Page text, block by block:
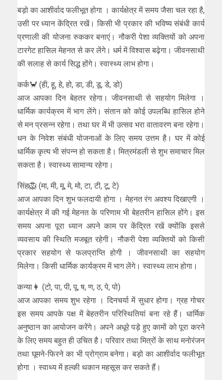
बड़ो का आशीर्वाद फलीभूत होगा । कार्यक्षेत्र में समय जैसा चल रहा है,
उसी पर ध्यान केंद्रित रखें। किसी भी प्रकार की भविष्य संबंधी कार्य
प्रणाली की योजना रुककर बनाएं। नौकरी पेशा व्यक्तियों को अपना
टारगेट हासिल मेहनत से कर लेंगे। धर्म में विश्वास बढ़ेगा। जीवनसाथी
की सलाह से कार्य सिद्ध होंगे। स्वास्थ्य लाभ होगा।
कर्क🦀 (ही, हू, हे, हो, डा, डी, डू, डे, डो)
आज आपका दिन बेहतर रहेगा। जीवनसाथी से सहयोग मिलेगा ।
धार्मिक कार्यक्रम में भाग लेंगे। संतान को कोई उपलब्धि हासिल होने
से मन प्रसन्न रहेगा। तथा घर में भी उत्सव भरा वातावरण बना रहेगा।
धन के निवेश संबंधी योजनाओं के लिए समय उत्तम है। घर में कोई
धार्मिक कृत्य भी संपन्न हो सकता है। मित्रमंडली से शुभ समाचार मिल
सकता है। स्वास्थ्य सामान्य रहेगा।
सिंह🦁 (मा, मी, मू, मे, मो, टा, टी, टू, टे)
आज आपका दिन शुभ फलदायी होगा । मेहनत रंग अवश्य दिखाएगी ।
कार्यक्षेत्र में की गई मेहनत के परिणाम भी बेहतरीन हासिल होंगे। इस
समय अपना पूरा ध्यान अपने काम पर केंद्रित रखें क्योंकि इससे
व्यवसाय की स्थिति मजबूत रहेगी। नौकरी पेशा व्यक्तियों को किसी
प्रकार सहयोग से फलप्राप्ति होगी । जीवनसाथी का सहयोग
मिलेगा। किसी धार्मिक कार्यक्रम में भाग लेंगे। स्वास्थ्य लाभ होगा।
कन्या👩 (टो, पा, पी, पू, ष, ण, ठ, पे, पो)
आज आपका समय शुभ रहेगा । दिनचर्या में सुधार होगा। ग्रह गोचर
इस समय आपके पक्ष में बेहतरीन परिस्थितियां बना रहे हैं। धार्मिक
अनुष्ठान का आयोजन करेंगे। अपने अधूरे पड़े हुए कामों को पूरा करने
के लिए समय बहुत ही उचित है। परिवार तथा मित्रों के साथ मनोरंजन
तथा घूमने-फिरने का भी प्रोग्राम बनेगा। बड़ो का आशीर्वाद फलीभूत
होगा । स्वाथ्य में हल्की थकान महसूस कर सकते हैं।